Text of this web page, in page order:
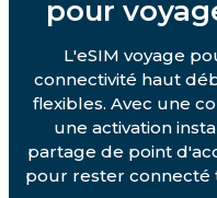
pour
L'eSIM voyage
connectivité haut
flexibles. Avec une
une activation
partage de point
pour rester connecté